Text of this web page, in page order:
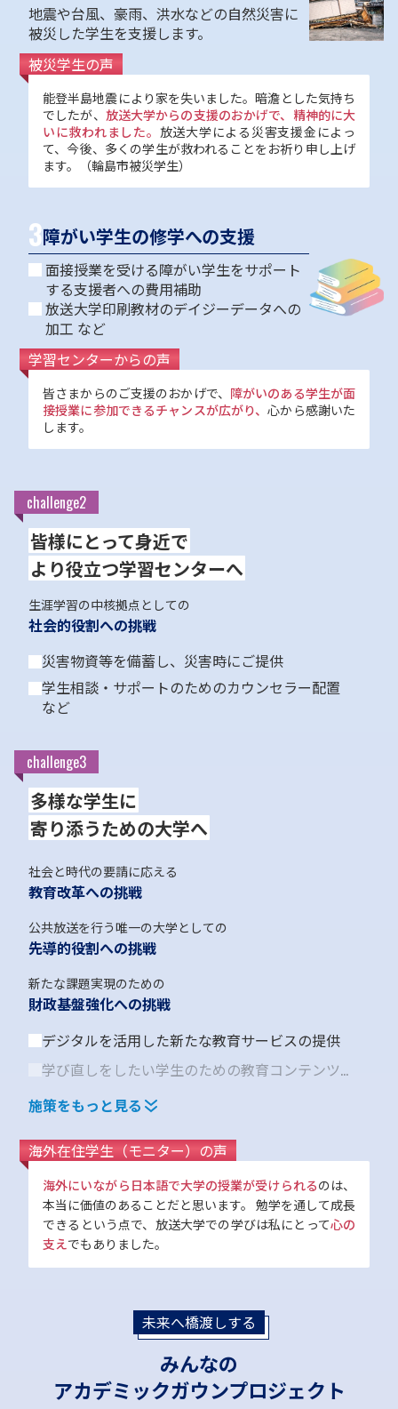
地震や台風、豪雨、洪水などの自然災害に
被災した学生を支援します。
被災学生の声
能登半島地震により家を失いました。暗澹とした気持ち
でしたが、 放送大学からの支援のおかげで、精神的に大
いに救われました。 放送大学による災害支援金によっ
て、今後、多くの学生が救われることをお祈り申し上げ
ます。（輪島市被災学生）
3障がい学生の修学への支援
面接授業を受ける障がい学生をサポート
する支援者への費用補助
放送大学印刷教材のデイジーデータへの
加工 など
学習センターからの声
皆さまからのご支援のおかげで、 障がいのある学生が面
接授業に参加できるチャンスが広がり、心から感謝いた
します。
challenge2
皆様にとって身近で
より役立つ学習センターへ
生涯学習の中核拠点としての
社会的役割への挑戦
災害物資等を備蓄し、災害時にご提供
学生相談・サポートのためのカウンセラー配置
など
challenge3
多様な学生に
寄り添うための大学へ
社会と時代の要請に応える
教育改革への挑戦
公共放送を行う唯一の大学としての
先導的役割への挑戦
新たな課題実現のための
財政基盤強化への挑戦
デジタルを活用した新たな教育サービスの提供
学び直しをしたい学生のための教育コンテンツの
外国人学生への教育機会の提供
離島や外出困難の学生のためのオンライン授業の
充実
メディア教育の研究開発
海外でも学びを継続したい学生に
施策をもっと見る
海外在住学生（モニター）の声
海外にいながら日本語で大学の授業が受けられるのは、
本当に価値のあることだと思います。 勉学を通して成長
できるという点で、放送大学での学びは私にとって心の
支え でもありました。
未来へ橋渡しする
みんなの
アカデミックガウンプロジェクト